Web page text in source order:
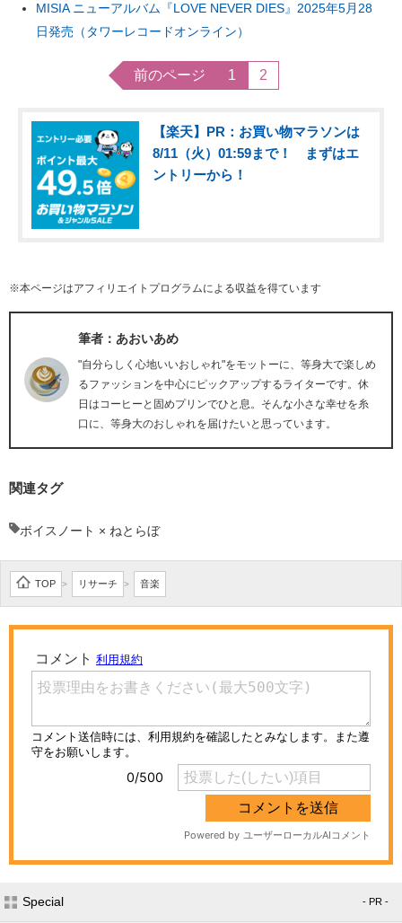
MISIA ニューアルバム『LOVE NEVER DIES』2025年5月28
日発売（タワーレコードオンライン）
前のページ 1 2
【楽天】PR：お買い物マラソンは
8/11（火）01:59まで！ まずはエ
ントリーから！
※本ページはアフィリエイトプログラムによる収益を得ています
筆者：あおいあめ
"自分らしく心地いいおしゃれ"をモットーに、等身大で楽しめ
るファッションを中心にピックアップするライターです。休
日はコーヒーと固めプリンでひと息。そんな小さな幸せを糸
口に、等身大のおしゃれを届けたいと思っています。
関連タグ
ボイスノート × ねとらぼ
TOP > リサーチ > 音楽
Special - PR -